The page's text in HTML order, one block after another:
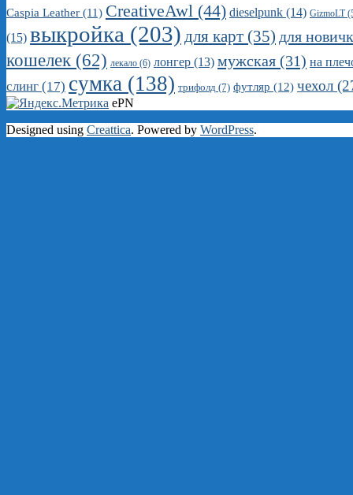
Caspia Leather (11) CreativeAwl (44) dieselpunk (14) GizmoLT
(15) выкройка (203) для карт (35) для
кошелек (62) лекало (6) лонгер (13) мужская (31) на
слинг (17) сумка (138) трифолд (7) футляр (12) чехол
ePN
Designed using Creattica. Powered by WordPress.